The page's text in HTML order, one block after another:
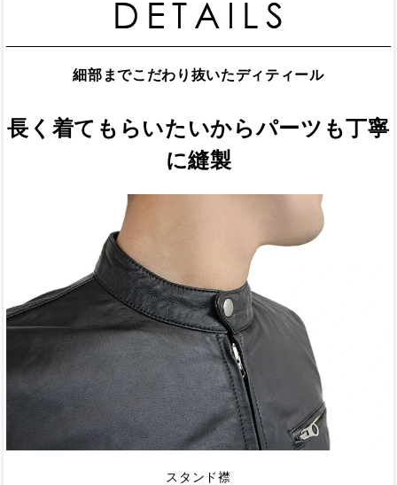
細部までこだわり抜いたディティール
長く着てもらいたいからパーツも丁寧
に縫製
スタンド襟